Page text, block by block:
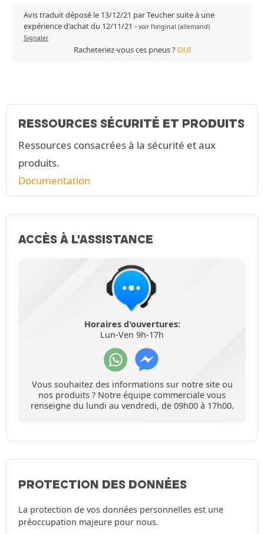
Avis traduit déposé le 13/12/21 par Teucher suite à une
expérience d'achat du 12/11/21 - voir l'original (allemand)
Signaler
Racheteriez-vous ces pneus ?OUI
RESSOURCES SÉCURITÉ ET PRODUITS
Ressources consacrées à la sécurité et aux
produits.
Documentation
ACCÈS À L'ASSISTANCE
Horaires d'ouvertures:
Lun-Ven 9h-17h
Vous souhaitez des informations sur notre site ou
nos produits ? Notre équipe commerciale vous
renseigne du lundi au vendredi, de 09h00 à 17h00.
PROTECTION DES DONNÉES
La protection de vos données personnelles est une
préoccupation majeure pour nous.